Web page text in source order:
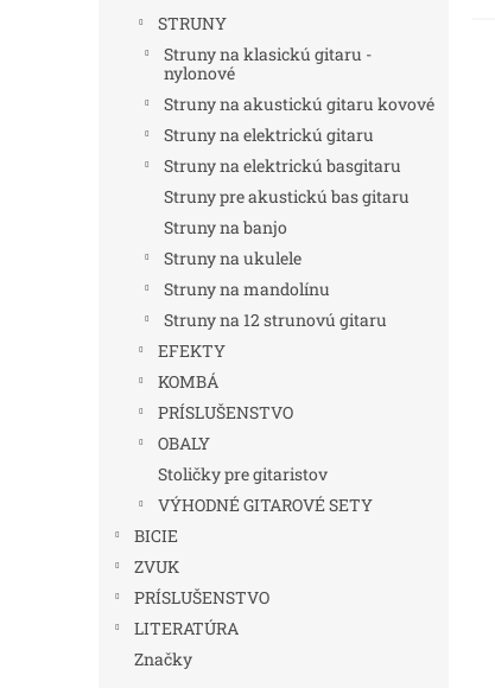
STRUNY
Struny na klasickú gitaru -
nylonové
Struny na akustickú gitaru kovové
Struny na elektrickú gitaru
Struny na elektrickú basgitaru
Struny pre akustickú bas gitaru
Struny na banjo
Struny na ukulele
Struny na mandolínu
Struny na 12 strunovú gitaru
EFEKTY
KOMBÁ
PRÍSLUŠENSTVO
OBALY
Stoličky pre gitaristov
VÝHODNÉ GITAROVÉ SETY
BICIE
ZVUK
PRÍSLUŠENSTVO
LITERATÚRA
Značky